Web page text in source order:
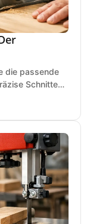
die passende
Schnitte